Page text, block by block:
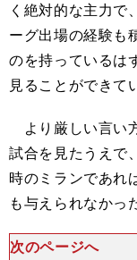
く絶対的な主力で
ーグ出場の経験も
のを持っているは
見ることができて
より厳しい言い
試合を見たうえで
時のミランであれ
も与えられなかっ
次のページへ